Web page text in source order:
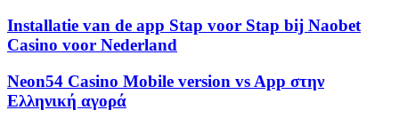
Installatie van de app Stap voor Stap bij Naobet
Casino voor Nederland
Neon54 Casino Mobile version vs App στην
Ελληνική αγορά